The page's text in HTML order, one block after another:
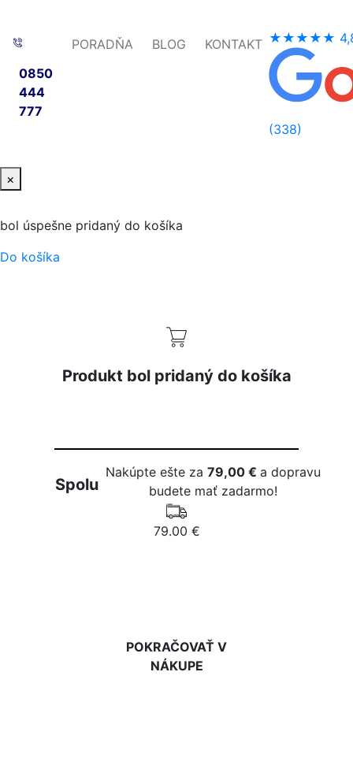
0850
444
777
PORADŇA BLOG KONTAKT ★★★★★
(338)
×
bol úspešne pridaný do košíka
Do košíka
Produkt bol pridaný do košíka
Spolu
Nakúpte ešte za79,00 €a dopravu
budete mať zadarmo!
79.00 €
POKRAČOVAŤ V
NÁKUPE